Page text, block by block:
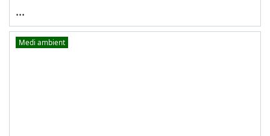
...
Medi ambient